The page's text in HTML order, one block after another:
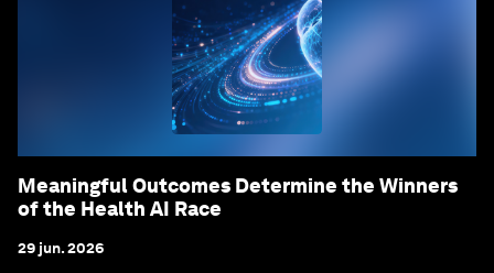
Meaningful Outcomes Determine the Winners
of the Health AI Race
29 jun. 2026